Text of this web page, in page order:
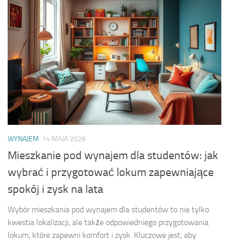
WYNAJEM 14 MAJA 2026
Mieszkanie pod wynajem dla studentów: jak
wybrać i przygotować lokum zapewniające
spokój i zysk na lata
Wybór mieszkania pod wynajem dla studentów to nie tylko
kwestia lokalizacji, ale także odpowiedniego przygotowania
lokum, które zapewni komfort i zysk. Kluczowe jest, aby